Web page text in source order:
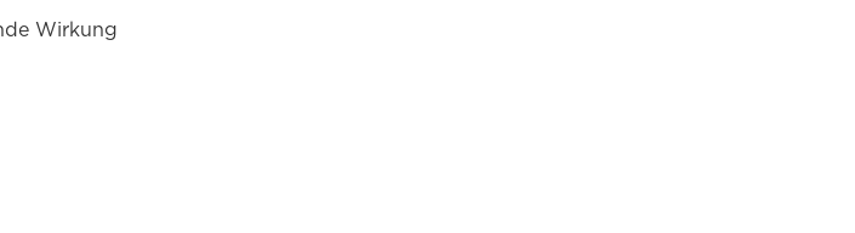
Wirkung